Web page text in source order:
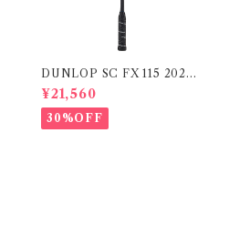
DUNLOP SC FX 115 2024
Model
¥21,560
30%OFF